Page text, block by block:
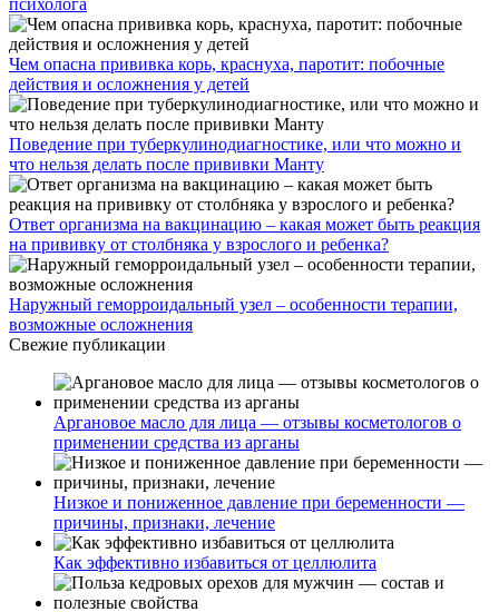
психолога
Чем опасна прививка корь, краснуха, паротит: побочные
действия и осложнения у детей
Поведение при туберкулинодиагностике, или что можно и
что нельзя делать после прививки Манту
Ответ организма на вакцинацию – какая может быть реакция
на прививку от столбняка у взрослого и ребенка?
Наружный геморроидальный узел – особенности терапии,
возможные осложнения
Свежие публикации
Аргановое масло для лица — отзывы косметологов о
применении средства из арганы
Низкое и пониженное давление при беременности —
причины, признаки, лечение
Как эффективно избавиться от целлюлита